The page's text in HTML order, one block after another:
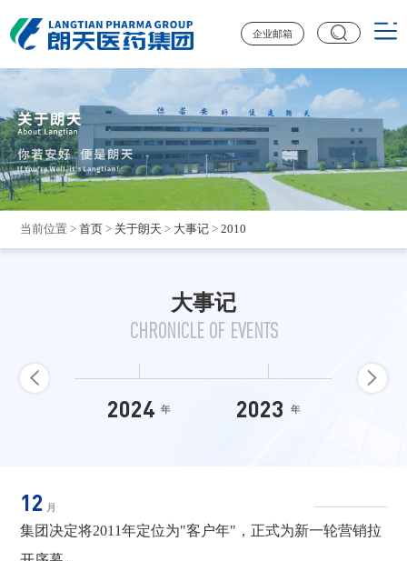
企业邮箱
当前位置 > 首页 > 关于朗天 > 大事记 >2010
大事记
CHRONICLE OF EVENTS
2024 年 2023 年
12 月
集团决定将2011年定位为"客户年"，正式为新一轮营销拉